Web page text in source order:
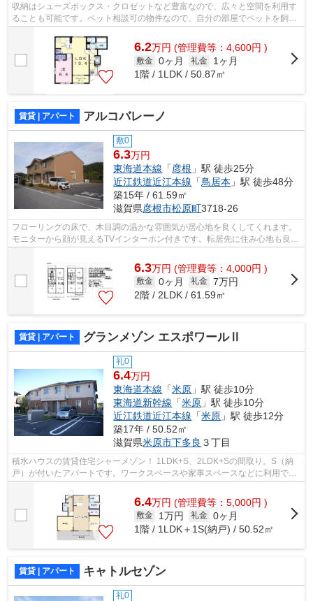
収納はシューズボックス・クロゼットなど豊富なので、広々と空間を利用す
ることも可能です。ペット相談可の物件なので、自分の部屋でペットを飼い
6.2万円 (管理費等：4,600円 )
敷金 0ヶ月 礼金
1ヶ月
1階 / 1LDK / 50.87㎡
賃貸 | アパート アルコバレーノ
敷0
6.3万円
東海道本線 「彦根 」駅 徒歩25分
近江鉄道近江本線 「鳥居本 」駅 徒歩48分
築15年 / 61.59㎡
滋賀県彦根市松原町3718-26
フローリングの床で、木目調の温かな雰囲気が居心地を良くしてくれます。
モニターから顔が見えるTVインターホン付きです。転居先に住み心地も良い
6.3万円 (管理費等：4,000円 )
敷金 0ヶ月 礼金 7万円
2階 / 2LDK / 61.59㎡
賃貸 | アパート グランメゾン エスポワールⅡ
礼0
6.4万円
東海道本線 「米原 」駅 徒歩10分
東海道新幹線 「米原 」駅 徒歩10分
近江鉄道近江本線 「米原 」駅 徒歩12分
築17年 / 50.52㎡
滋賀県米原市下多良 ３丁目
積水ハウスの賃貸住宅シャーメゾン！ 1LDK+S、2LDK+Sの間取り。S（納
戸）が付いたアパートです。ワークスペースや家事スペースなどに利用でき
6.4万円 (管理費等：5,000円 )
敷金 1万円 礼金 0ヶ月
1階 / 1LDK＋1S(納戸) / 50.52㎡
賃貸 | アパート キャトルセゾン
礼0